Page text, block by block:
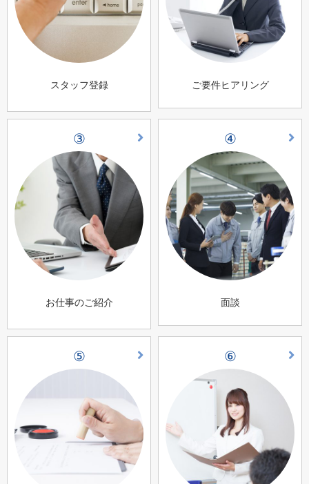
スタッフ登録 ご要件ヒアリング
③
お仕事のご紹介
④
面談
⑤ ⑥